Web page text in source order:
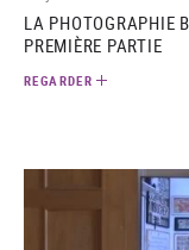
LA PHOTOGRAPHIE
PREMIÈRE PARTIE
REGARDER